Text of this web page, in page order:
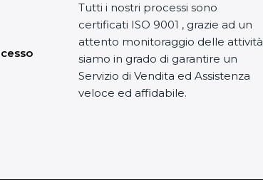
Tutti i nostri processi sono
certificati ISO 9001 , grazie ad un
attento monitoraggio delle attività
siamo in grado di garantire un
Servizio di Vendita ed Assistenza
veloce ed affidabile.